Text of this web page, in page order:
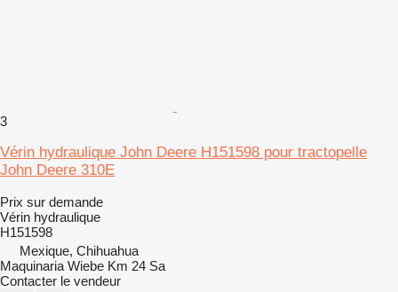
3
Vérin hydraulique John Deere H151598 pour tractopelle
John Deere 310E
Prix sur demande
Vérin hydraulique
H151598
Mexique, Chihuahua
Maquinaria Wiebe Km 24 Sa
Contacter le vendeur